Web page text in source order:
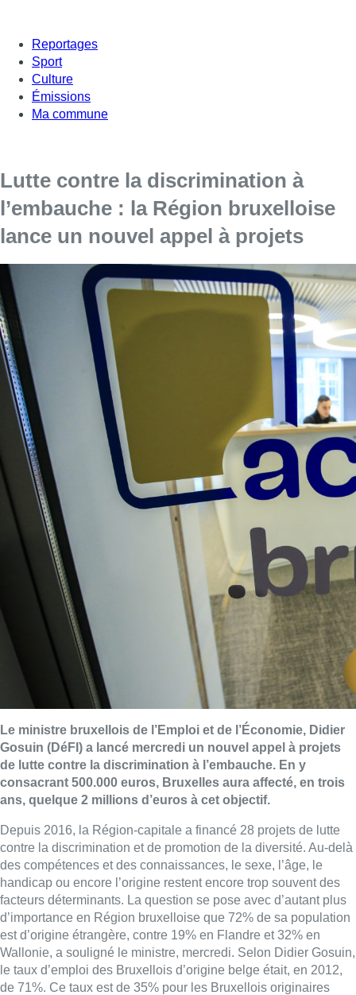
Reportages
Sport
Culture
Émissions
Ma commune
Lutte contre la discrimination à
l’embauche : la Région bruxelloise
lance un nouvel appel à projets
Le ministre bruxellois de l’Emploi et de l’Économie, Didier
Gosuin (DéFI) a lancé mercredi un nouvel appel à projets
de lutte contre la discrimination à l’embauche. En y
consacrant 500.000 euros, Bruxelles aura affecté, en trois
ans, quelque 2 millions d’euros à cet objectif.
Depuis 2016, la Région-capitale a financé 28 projets de lutte
contre la discrimination et de promotion de la diversité. Au-delà
des compétences et des connaissances, le sexe, l’âge, le
handicap ou encore l’origine restent encore trop souvent des
facteurs déterminants. La question se pose avec d’autant plus
d’importance en Région bruxelloise que 72% de sa population
est d’origine étrangère, contre 19% en Flandre et 32% en
Wallonie, a souligné le ministre, mercredi. Selon Didier Gosuin,
le taux d’emploi des Bruxellois d’origine belge était, en 2012,
de 71%. Ce taux est de 35% pour les Bruxellois originaires